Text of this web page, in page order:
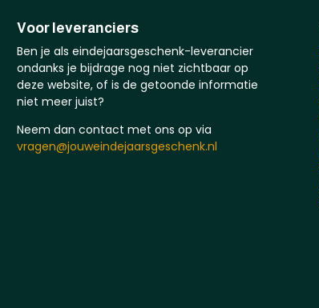
Voor leveranciers
Ben je als eindejaarsgeschenk-leverancier
ondanks je bijdrage nog niet zichtbaar op
deze website, of is de getoonde informatie
niet meer juist?
Neem dan contact met ons op via
vragen@jouweindejaarsgeschenk.nl